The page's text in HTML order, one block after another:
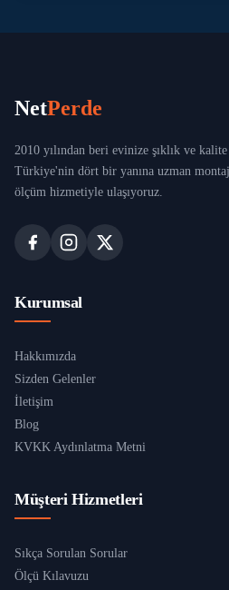
NetPerde
2010 yılından beri evinize şıklık ve kalite
Türkiye'nin dört bir yanına uzman
ölçüm hizmetiyle ulaşıyoruz.
Kurumsal
Hakkımızda
Sizden Gelenler
İletişim
Blog
KVKK Aydınlatma Metni
Müşteri Hizmetleri
Sıkça Sorulan Sorular
Ölçü Kılavuzu